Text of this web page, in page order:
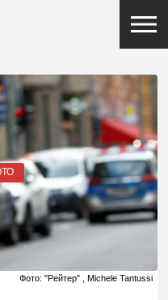
Фото: "Рейтер" , Michele Tantussi